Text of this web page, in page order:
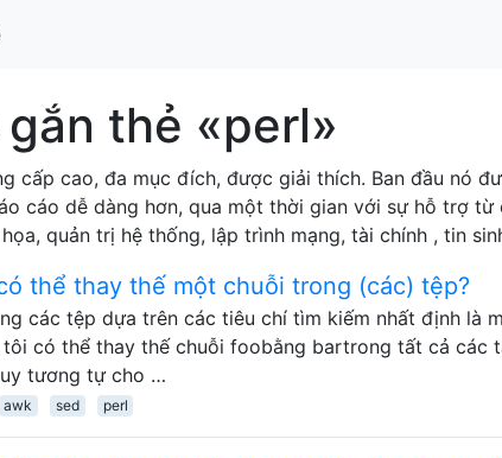
thẻ «perl»
cấp cao, đa mục đích, được giải thích. Ban đầu nó
cáo dễ dàng hơn, qua một thời gian với sự hỗ trợ
quản trị hệ thống, lập trình mạng, tài chính , tin
thể thay thế một chuỗi trong (các) tệp?
các tệp dựa trên các tiêu chí tìm kiếm nhất định là
tôi có thể thay thế chuỗi foobằng bartrong tất cả các
tương tự cho …
awk sed perl